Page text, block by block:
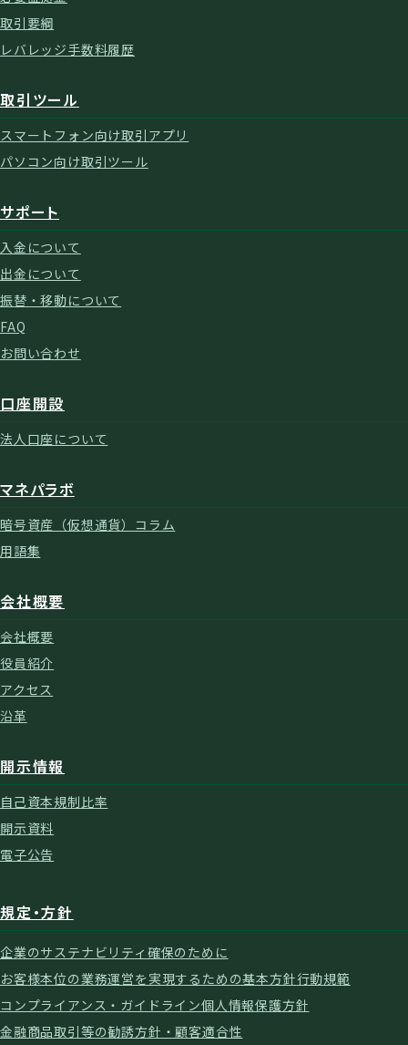
取引要綱
レバレッジ手数料履歴
取引ツール
スマートフォン向け取引アプリ
パソコン向け取引ツール
サポート
入金について
出金について
振替・移動について
FAQ
お問い合わせ
口座開設
法人口座について
マネパラボ
暗号資産（仮想通貨）コラム
用語集
会社概要
会社概要
役員紹介
アクセス
沿革
開示情報
自己資本規制比率
開示資料
電子公告
規定・方針
企業のサステナビリティ確保のために
お客様本位の業務運営を実現するための基本方針行動規範
コンプライアンス・ガイドライン個人情報保護方針
金融商品取引等の勧誘方針・顧客適合性